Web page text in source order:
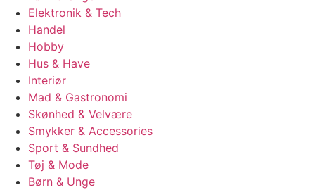
Elektronik & Tech
Handel
Hobby
Hus & Have
Interiør
Mad & Gastronomi
Skønhed & Velvære
Smykker & Accessories
Sport & Sundhed
Tøj & Mode
Børn & Unge